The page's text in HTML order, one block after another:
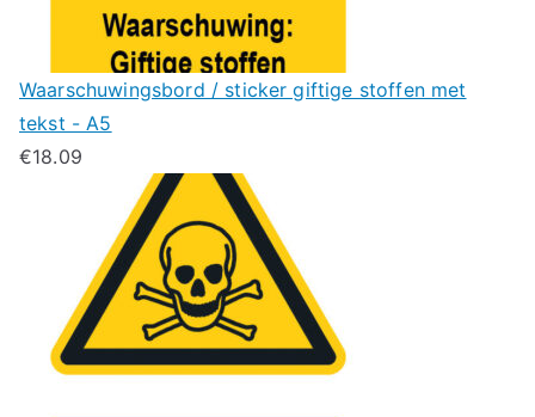
Waarschuwingsbord / sticker giftige stoffen met
tekst - A5
€18.09